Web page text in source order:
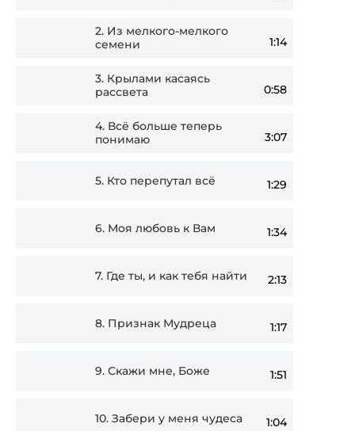
2. Из мелкого-мелкого
семени
1:14
3. Крылами касаясь
рассвета
0:58
4. Всё больше теперь
понимаю
3:07
5. Кто перепутал всё 1:29
6. Моя любовь к Вам 1:34
7. Где ты, и как тебя найти 2:13
8. Признак Мудреца 1:17
9. Скажи мне, Боже 1:51
10. Забери у меня чудеса 1:04